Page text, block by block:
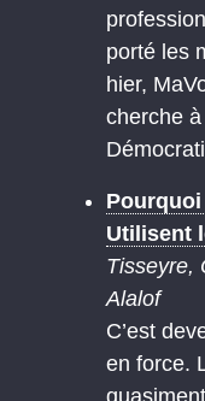
porté les
hier,
cherche
Utilisent
Tisseyre,
Alalof
C’est
en force.